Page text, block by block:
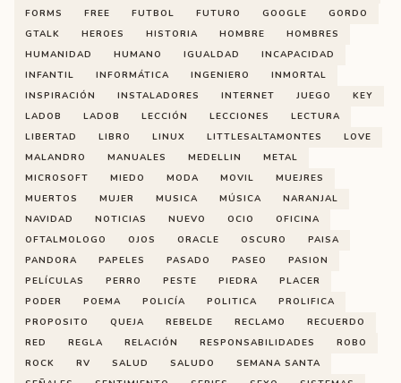
FORMS
FREE FUTBOL FUTURO GOOGLE
GORDO
GTALK
HEROES HISTORIA HOMBRE
HOMBRES
HUMANIDAD
HUMANO IGUALDAD
INCAPACIDAD
INFANTIL
INFORMÁTICA INGENIERO
INMORTAL
INSPIRACIÓN
INSTALADORES INTERNET JUEGO
KEY
LADOB
LADOB LECCIÓN LECCIONES
LECTURA
LIBERTAD
LIBRO LINUX LITTLESALTAMONTES
LOVE
MALANDRO
MANUALES MEDELLIN
METAL
MICROSOFT
MIEDO MODA MOVIL
MUEJRES
MUERTOS
MUJER MUSICA MÚSICA
NARANJAL
NAVIDAD
NOTICIAS NUEVO OCIO
OFICINA
OFTALMOLOGO
OJOS ORACLE OSCURO
PAISA
PANDORA
PAPELES PASADO PASEO
PASION
PELÍCULAS
PERRO PESTE PIEDRA
PLACER
PODER
POEMA POLICÍA POLITICA
PROLIFICA
PROPOSITO
QUEJA REBELDE RECLAMO
RECUERDO
RED
REGLA RELACIÓN RESPONSABILIDADES
ROBO
ROCK
RV SALUD SALUDO
SEMANA SANTA